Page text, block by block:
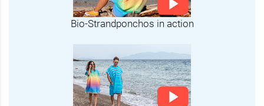
Bio-Strandponchos in action